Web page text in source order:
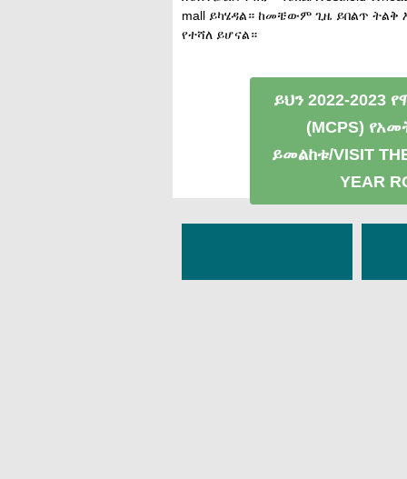
mall ይካሄዳል። ከመቼውም ጊዜ ይበልጥ ትልቅ
የተሻለ ይሆናል።
ይህን 2022-2023
(MCPS)
ይመልከቱ/VISIT
YEAR